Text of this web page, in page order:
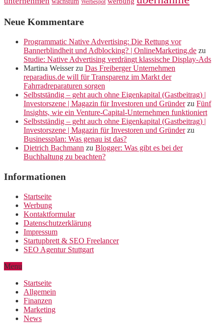
Werbespot
Neue Kommentare
Programmatic Native Advertising: Die Rettung vor
Bannerblindheit und Adblocking? | OnlineMarketing.de zu
Studie: Native Advertising verdrängt klassische Display-Ads
Martina Weisserzu Das Freiberger Unternehmen
reparadius.de will für Transparenz im Markt der
Fahrradreparaturen sorgen
Selbstständig – geht auch ohne Eigenkapital (Gastbeitrag) |
Investorszene | Magazin für Investoren und Gründerzu Fünf
Insights, wie ein Venture-Capital-Unternehmen funktioniert
Selbstständig – geht auch ohne Eigenkapital (Gastbeitrag) |
Investorszene | Magazin für Investoren und Gründerzu
Businessplan: Was genau ist das?
Dietrich Bachmann zu Blogger: Was gibt es bei der
Buchhaltung zu beachten?
Informationen
Startseite
Werbung
Kontaktformular
Datenschutzerklärung
Impressum
Startupbrett & SEO Freelancer
SEO Agentur Stuttgart
Menu
Startseite
Allgemein
Finanzen
Marketing
News